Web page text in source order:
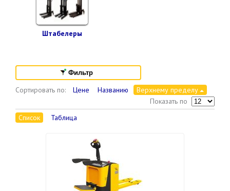
Штабелеры
Фильтр
Сортировать по: Цене Названию
Верхнему пределу
Показать по
Список
Таблица